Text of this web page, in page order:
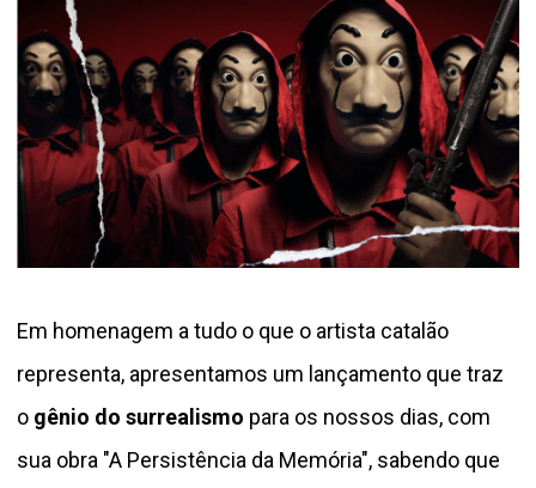
Em homenagem a tudo o que o artista catalão
representa, apresentamos um lançamento que traz
o gênio do surrealismo para os nossos dias, com
sua obra "A Persistência da Memória", sabendo que